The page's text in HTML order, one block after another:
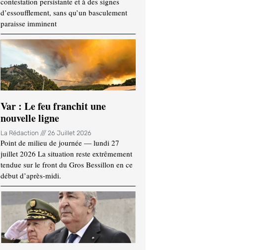
d’essoufflement, sans qu’un basculement
paraisse imminent
Var : Le feu franchit une
nouvelle ligne
La Rédaction 26 Juillet 2026
Point de milieu de journée — lundi 27
juillet 2026 La situation reste extrêmement
tendue sur le front du Gros Bessillon en ce
début d’après-midi.